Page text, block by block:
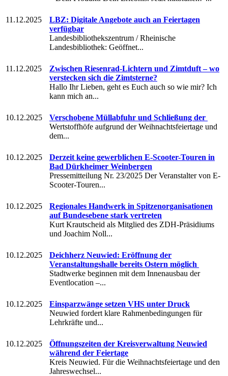
11.12.2025
LBZ: Digitale Angebote auch an Feiertagen
verfügbar
Landesbibliothekszentrum / Rheinische
Landesbibliothek: Geöffnet...
11.12.2025
Zwischen Riesenrad-Lichtern und Zimtduft – wo
verstecken sich die Zimtsterne?
Hallo Ihr Lieben, geht es Euch auch so wie mir? Ich
kann mich an...
10.12.2025
Verschobene Müllabfuhr und Schließung der
Wertstoffhöfe aufgrund der Weihnachtsfeiertage und
dem...
10.12.2025
Derzeit keine gewerblichen E-Scooter-Touren in
Bad Dürkheimer Weinbergen
Pressemitteilung Nr. 23/2025 Der Veranstalter von E-
Scooter-Touren...
10.12.2025
Regionales Handwerk in Spitzenorganisationen
auf Bundesebene stark vertreten
Kurt Krautscheid als Mitglied des ZDH-Präsidiums
und Joachim Noll...
10.12.2025
Deichherz Neuwied: Eröffnung der
Veranstaltungshalle bereits Ostern möglich
Stadtwerke beginnen mit dem Innenausbau der
Eventlocation –...
10.12.2025
Einsparzwänge setzen VHS unter Druck
Neuwied fordert klare Rahmenbedingungen für
Lehrkräfte und...
10.12.2025
Öffnungszeiten der Kreisverwaltung Neuwied
während der Feiertage
Kreis Neuwied. Für die Weihnachtsfeiertage und den
Jahreswechsel...